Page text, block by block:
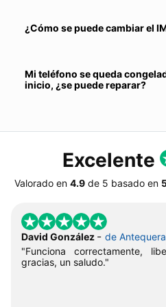
¿Cómo se puede cambiar el
Mi teléfono se queda
inicio, ¿se puede reparar?
Excelente
Valorado en 4.9 de 5 basado en
David González - de Antequera
"Funciona correctamente,
gracias, un saludo."